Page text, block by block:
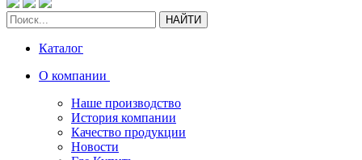
НАЙТИ
Каталог
О компании
Наше производство
История компании
Качество продукции
Новости